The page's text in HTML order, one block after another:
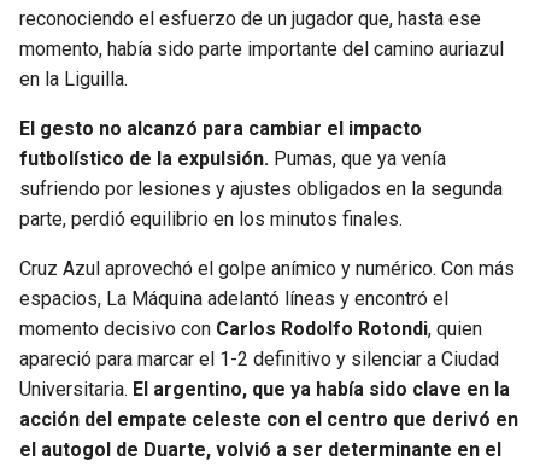
reconociendo el esfuerzo de un jugador que, hasta ese
momento, había sido parte importante del camino auriazul
en la Liguilla.
El gesto no alcanzó para cambiar el impacto
futbolístico de la expulsión. Pumas, que ya venía
sufriendo por lesiones y ajustes obligados en la segunda
parte, perdió equilibrio en los minutos finales.
Cruz Azul aprovechó el golpe anímico y numérico. Con más
espacios, La Máquina adelantó líneas y encontró el
momento decisivo con Carlos Rodolfo Rotondi, quien
apareció para marcar el 1-2 definitivo y silenciar a Ciudad
Universitaria. El argentino, que ya había sido clave en la
acción del empate celeste con el centro que derivó en
el autogol de Duarte, volvió a ser determinante en el